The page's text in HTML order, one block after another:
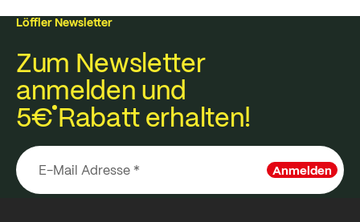
Löffler Newsletter
Zum Newsletter
anmelden und
5€Rabatt erhalten!
Anmelden